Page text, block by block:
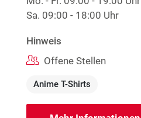
Sa. 09:00 - 18:00 Uhr
Hinweis
Offene Stellen
Anime T-Shirts